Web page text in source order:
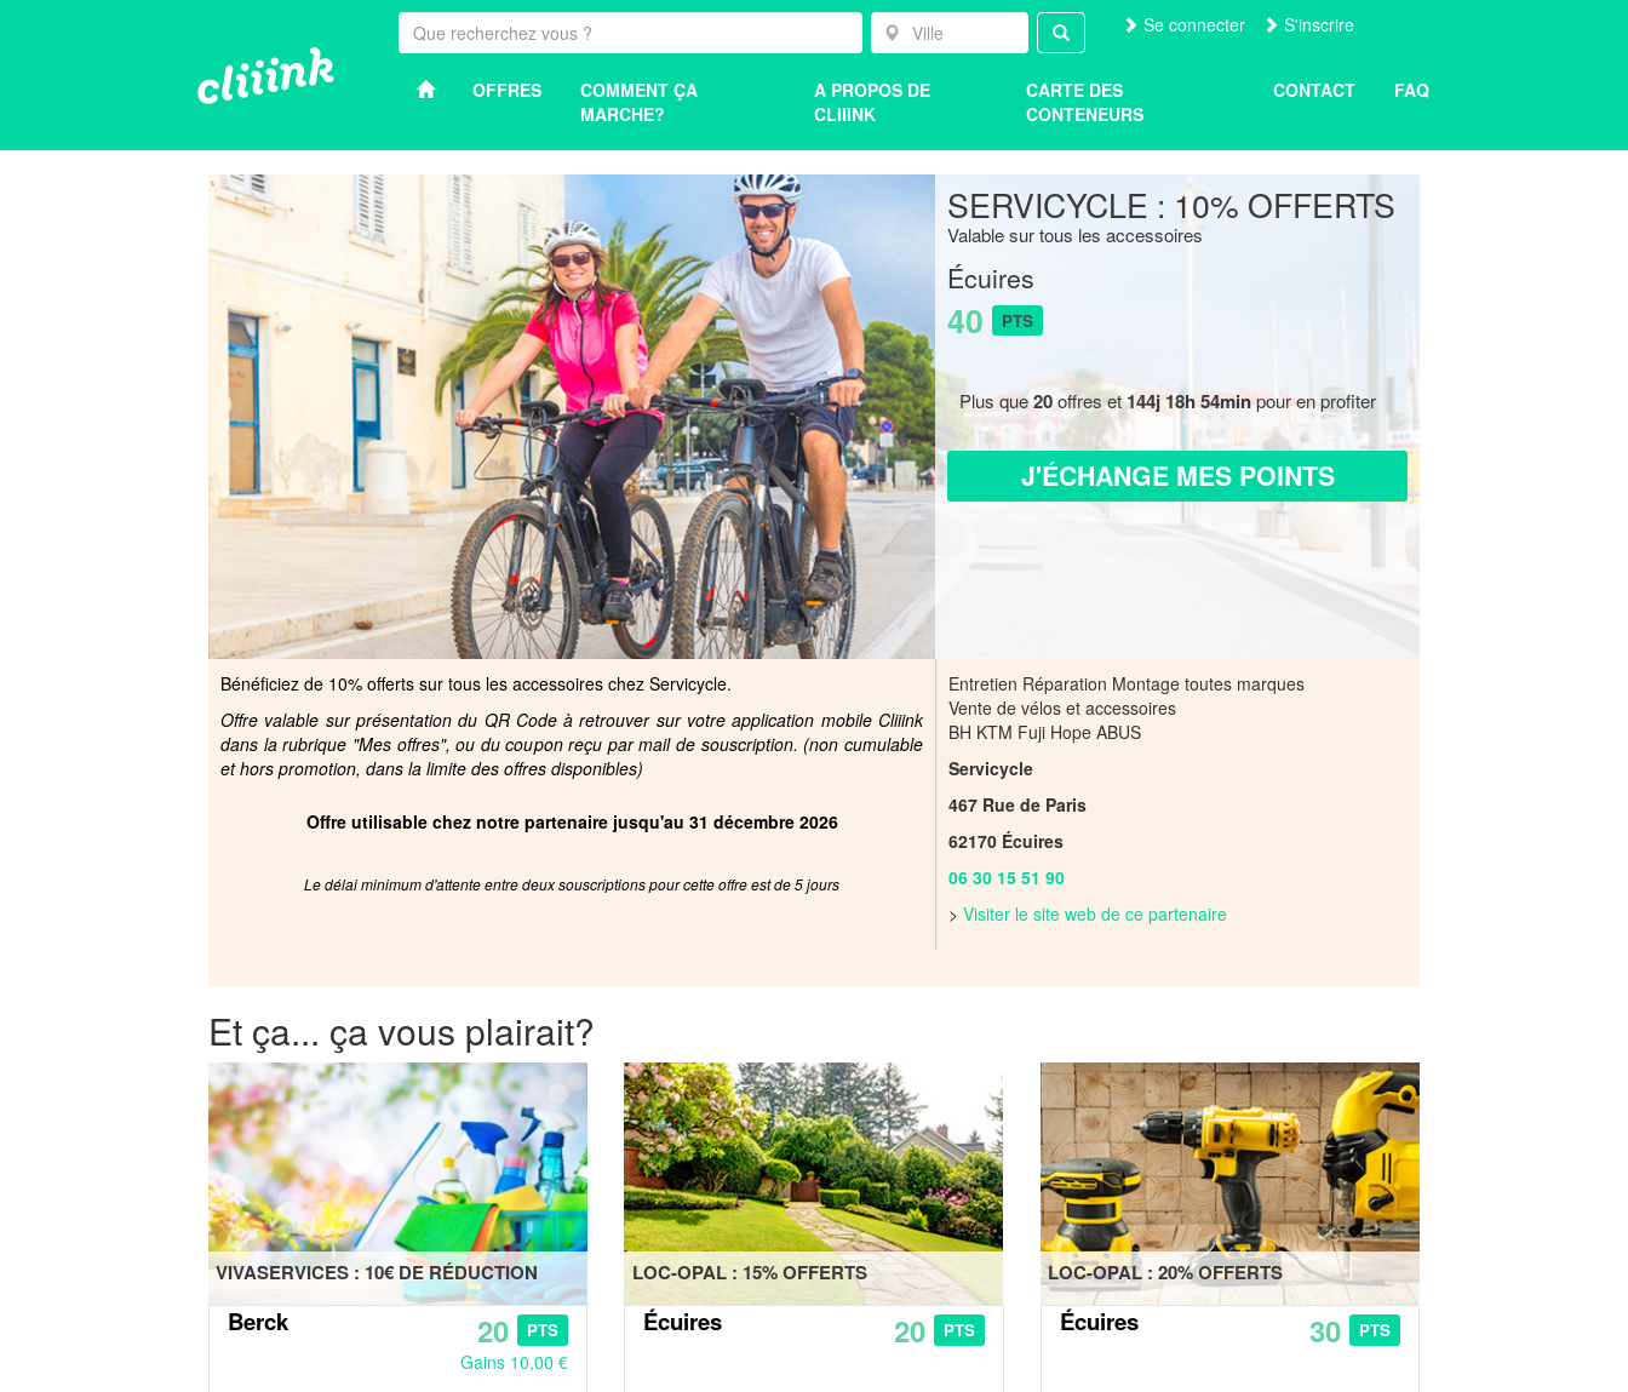
Se connecter S'inscrire
OFFRES
COMMENT ÇA
MARCHE?
A PROPOS DE
CLIIINK
CARTE DES
CONTENEURS
CONTACT FAQ
SERVICYCLE : 10% OFFERTS
Valable sur tous les accessoires
Écuires
40 PTS
Plus que20offres et144j 18h 54minpour en profiter
J'ÉCHANGE MES POINTS
Bénéficiez de 10% offerts sur tous les accessoires chez Servicycle.
Offre valable sur présentation du QR Code à retrouver sur votre application mobile Cliiink
dans la rubrique "Mes offres", ou du coupon reçu par mail de souscription. (non cumulable
et hors promotion, dans la limite des offres disponibles)
Offre utilisable chez notre partenaire jusqu'au 31 décembre 2026
Le délai minimum d'attente entre deux souscriptions pour cette offre est de 5 jours
Entretien Réparation Montage toutes marques
Vente de vélos et accessoires
BH KTM Fuji Hope ABUS
Servicycle
467 Rue de Paris
62170 Écuires
06 30 15 51 90
> Visiter le site web de ce partenaire
Et ça... ça vous plairait?
VIVASERVICES : 10€ DE RÉDUCTION
Berck 20 PTS
Gains 10,00 €
LOC-OPAL : 15% OFFERTS
Écuires 20 PTS
LOC-OPAL : 20% OFFERTS
Écuires 30 PTS